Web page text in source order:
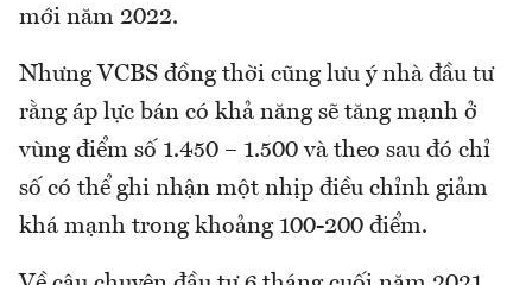
mới năm 2022.
Nhưng VCBS đồng thời cũng lưu ý nhà đầu tư
rằng áp lực bán có khả năng sẽ tăng mạnh ở
vùng điểm số 1.450 – 1.500 và theo sau đó chỉ
số có thể ghi nhận một nhịp điều chỉnh giảm
khá mạnh trong khoảng 100-200 điểm.